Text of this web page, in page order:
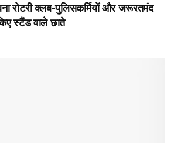
रोटरी क्लब-पुलिसकर्मियों और जरूरतमंद
किए स्टैंड वाले छाते